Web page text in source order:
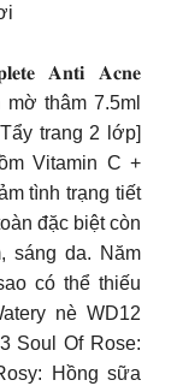
𝐀𝐧𝐭𝐢 𝐀𝐜𝐧𝐞
mờ thâm 7.5ml
trang 2 lớp]
Vitamin C +
tình trạng tiết
đặc biệt còn
sáng da. Năm
có thể thiếu
nè WD12
Soul Of Rose:
Hồng sữa